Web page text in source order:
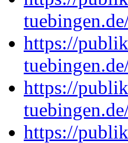
https://
https://
https://